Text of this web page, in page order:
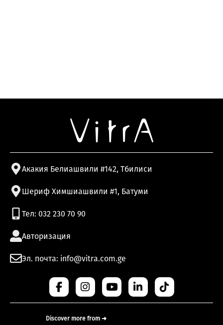
Акакия Белиашвили #142, Тбилиси
Шериф Химшиашвили #1, Батуми
Тел: 032 230 70 90
Авторизация
Эл. почта: info@vitra.com.ge
Discover more from ➜